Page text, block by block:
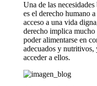
Una de las
es el derecho humano
acceso a una vida
derecho implica mucho
poder alimentarse en
adecuados y nutritivos,
acceder a ellos.